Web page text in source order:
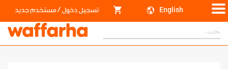
English تسجيل دخول/مستخدم جديد